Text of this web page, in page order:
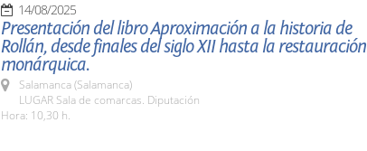
14/08/2025
Presentación del libro Aproximación a la historia de
Rollán, desde finales del siglo XII hasta la restauración
monárquica.
Salamanca (Salamanca)
LUGAR Sala de comarcas. Diputación
Hora: 10,30 h.